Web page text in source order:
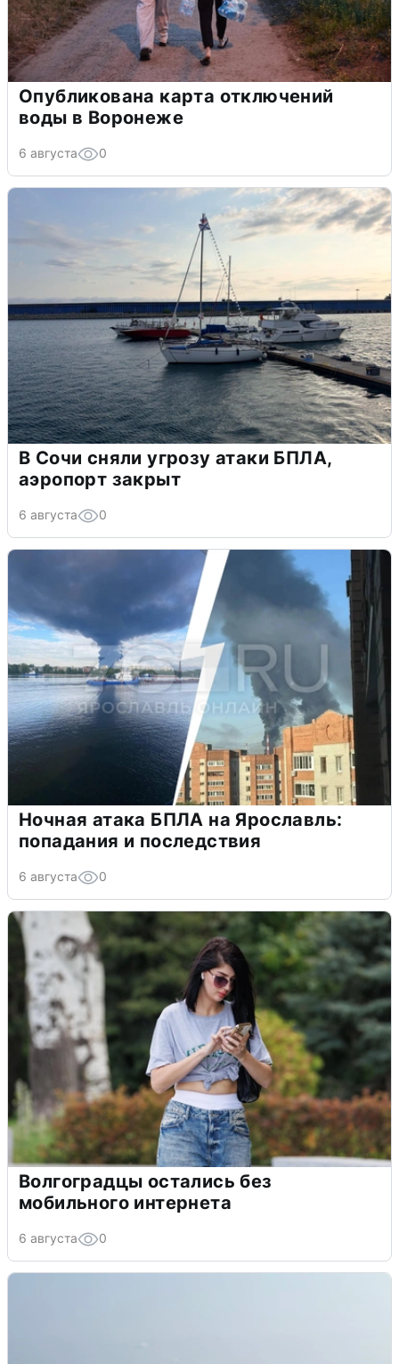
Опубликована карта отключений
воды в Воронеже
6 августа 0
В Сочи сняли угрозу атаки БПЛА,
аэропорт закрыт
6 августа 0
Ночная атака БПЛА на Ярославль:
попадания и последствия
6 августа 0
Волгоградцы остались без
мобильного интернета
6 августа 0